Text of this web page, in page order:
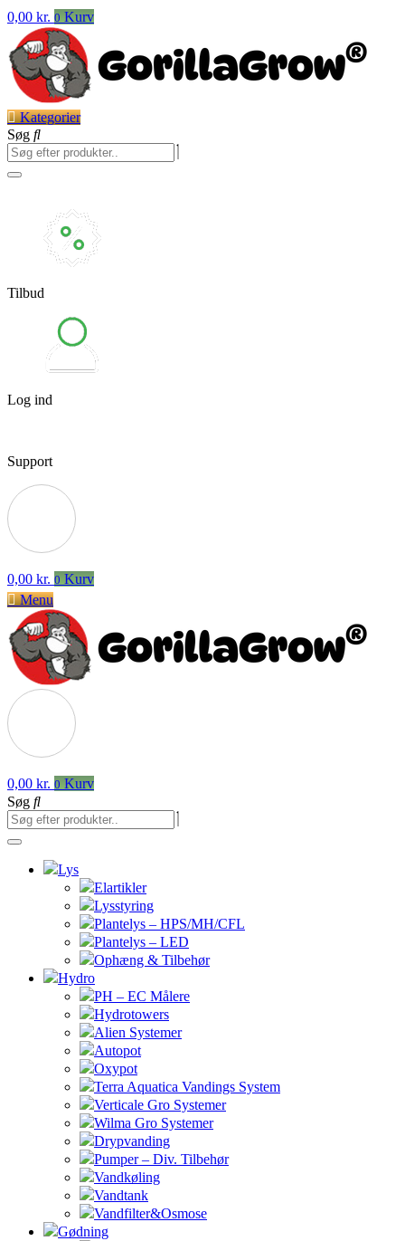
0,00 kr. 0 Kurv
Kategorier
Søg
Tilbud
Log ind
Support
0,00 kr. 0 Kurv
Menu
0,00 kr. 0 Kurv
Søg
Lys
Elartikler
Lysstyring
Plantelys – HPS/MH/CFL
Plantelys – LED
Ophæng & Tilbehør
Hydro
PH – EC Målere
Hydrotowers
Alien Systemer
Autopot
Oxypot
Terra Aquatica Vandings System
Verticale Gro Systemer
Wilma Gro Systemer
Drypvanding
Pumper – Div. Tilbehør
Vandkøling
Vandtank
Vandfilter&Osmose
Gødning